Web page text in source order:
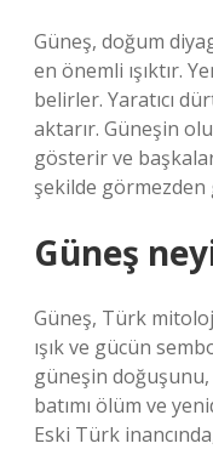
Güneş, doğum
en önemli ışıktır.
belirler. Yaratıcı
aktarır. Güneşin
gösterir ve
şekilde görmezden
Güneş
Güneş, Türk
ışık ve gücün
güneşin doğuşunu,
batımı ölüm ve
Eski Türk